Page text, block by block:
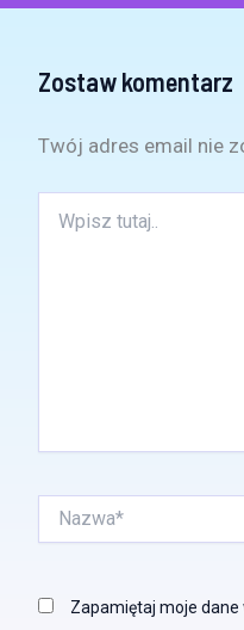
Zostaw komentarz
Twój adres email nie
tutaj..
Zapamiętaj moje